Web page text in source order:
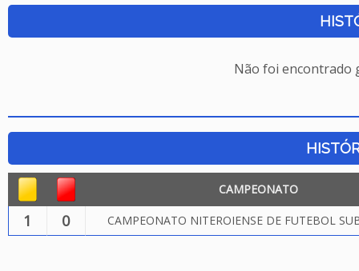
Não foi encontrado
CAMPEONATO
1 0 CAMPEONATO NITEROIENSE DE FUTEBOL